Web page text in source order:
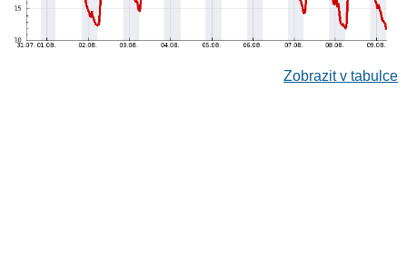
Zobrazit v tabulce